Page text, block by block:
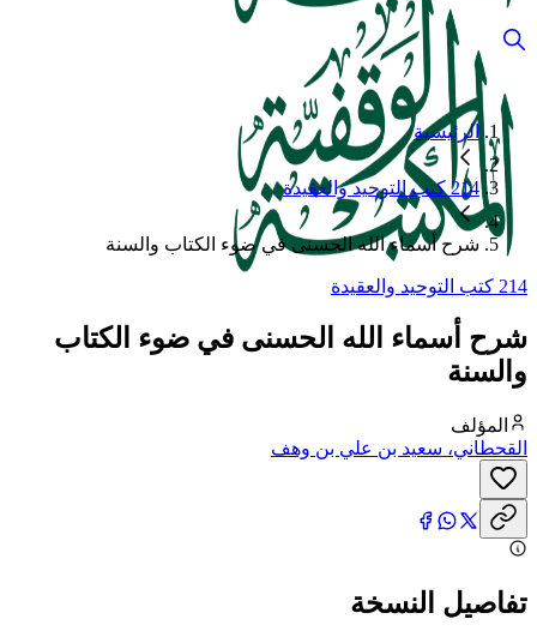
الرئيسية
214 كتب التوحيد والعقيدة
شرح أسماء الله الحسنى في ضوء الكتاب والسنة
214 كتب التوحيد والعقيدة
شرح أسماء الله الحسنى في ضوء الكتاب
والسنة
المؤلف
القحطاني، سعيد بن علي بن وهف
تفاصيل النسخة